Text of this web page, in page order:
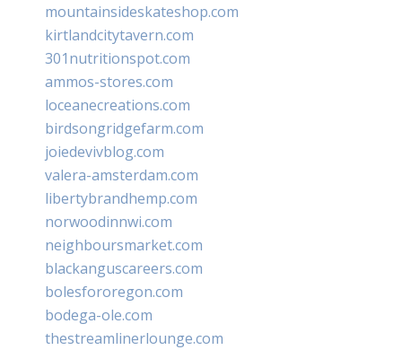
mountainsideskateshop.com
kirtlandcitytavern.com
301nutritionspot.com
ammos-stores.com
loceanecreations.com
birdsongridgefarm.com
joiedevivblog.com
valera-amsterdam.com
libertybrandhemp.com
norwoodinnwi.com
neighboursmarket.com
blackanguscareers.com
bolesfororegon.com
bodega-ole.com
thestreamlinerlounge.com